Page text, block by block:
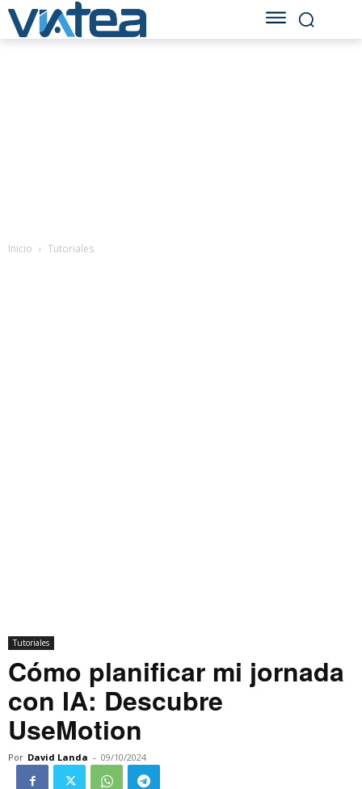
Inicio Tutoriales
Tutoriales
Cómo planificar mi jornada
con IA: Descubre
UseMotion
Por David Landa - 09/10/2024